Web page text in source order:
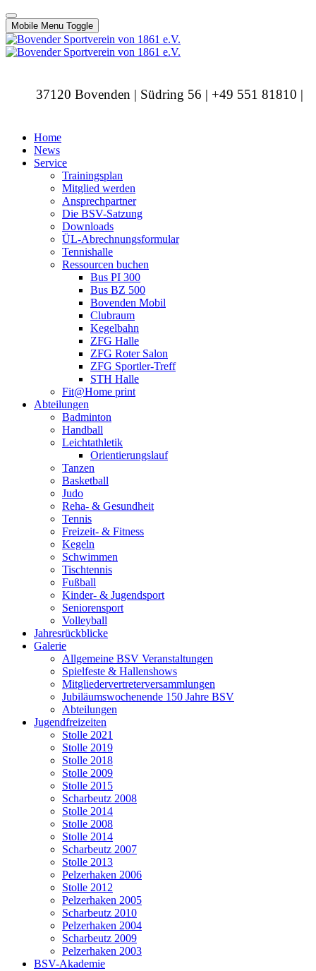
Mobile Menu Toggle
37120 Bovenden | Südring 56 | +49 551 81810 |
Home
News
Service
Trainingsplan
Mitglied werden
Ansprechpartner
Die BSV-Satzung
Downloads
ÜL-Abrechnungsformular
Tennishalle
Ressourcen buchen
Bus PI 300
Bus BZ 500
Bovenden Mobil
Clubraum
Kegelbahn
ZFG Halle
ZFG Roter Salon
ZFG Sportler-Treff
STH Halle
Fit@Home print
Abteilungen
Badminton
Handball
Leichtathletik
Orientierungslauf
Tanzen
Basketball
Judo
Reha- & Gesundheit
Tennis
Freizeit- & Fitness
Kegeln
Schwimmen
Tischtennis
Fußball
Kinder- & Jugendsport
Seniorensport
Volleyball
Jahresrückblicke
Galerie
Allgemeine BSV Veranstaltungen
Spielfeste & Hallenshows
Mitgliedervertreterversammlungen
Jubiläumswochenende 150 Jahre BSV
Abteilungen
Jugendfreizeiten
Stolle 2021
Stolle 2019
Stolle 2018
Stolle 2009
Stolle 2015
Scharbeutz 2008
Stolle 2014
Stolle 2008
Stolle 2014
Scharbeutz 2007
Stolle 2013
Pelzerhaken 2006
Stolle 2012
Pelzerhaken 2005
Scharbeutz 2010
Pelzerhaken 2004
Scharbeutz 2009
Pelzerhaken 2003
BSV-Akademie